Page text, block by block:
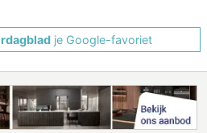
je Google-favoriet